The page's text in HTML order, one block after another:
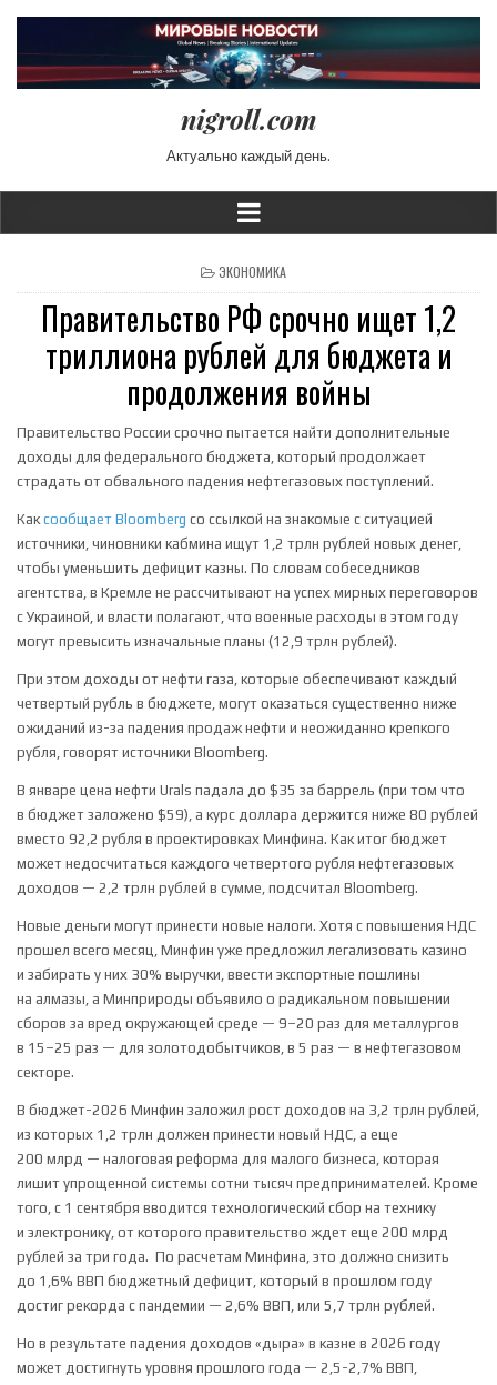
nigroll.com
Актуально каждый день.
POSTED IN
ЭКОНОМИКА
Правительство РФ срочно ищет 1,2
триллиона рублей для бюджета и
продолжения войны
Правительство России срочно пытается найти дополнительные
доходы для федерального бюджета, который продолжает
страдать от обвального падения нефтегазовых поступлений.
Каксообщает Bloomberg со ссылкой на знакомые с ситуацией
источники, чиновники кабмина ищут 1,2 трлн рублей новых денег,
чтобы уменьшить дефицит казны. По словам собеседников
агентства, в Кремле не рассчитывают на успех мирных переговоров
с Украиной, и власти полагают, что военные расходы в этом году
могут превысить изначальные планы (12,9 трлн рублей).
При этом доходы от нефти газа, которые обеспечивают каждый
четвертый рубль в бюджете, могут оказаться существенно ниже
ожиданий из-за падения продаж нефти и неожиданно крепкого
рубля, говорят источники Bloomberg.
В январе цена нефти Urals падала до $35 за баррель (при том что
в бюджет заложено $59), а курс доллара держится ниже 80 рублей
вместо 92,2 рубля в проектировках Минфина. Как итог бюджет
может недосчитаться каждого четвертого рубля нефтегазовых
доходов — 2,2 трлн рублей в сумме, подсчитал Bloomberg.
Новые деньги могут принести новые налоги. Хотя с повышения НДС
прошел всего месяц, Минфин уже предложил легализовать казино
и забирать у них 30% выручки, ввести экспортные пошлины
на алмазы, а Минприроды объявило о радикальном повышении
сборов за вред окружающей среде — 9–20 раз для металлургов
в 15–25 раз — для золотодобытчиков, в 5 раз — в нефтегазовом
секторе.
В бюджет-2026 Минфин заложил рост доходов на 3,2 трлн рублей,
из которых 1,2 трлн должен принести новый НДС, а еще
200 млрд — налоговая реформа для малого бизнеса, которая
лишит упрощенной системы сотни тысяч предпринимателей. Кроме
того, с 1 сентября вводится технологический сбор на технику
и электронику, от которого правительство ждет еще 200 млрд
рублей за три года. По расчетам Минфина, это должно снизить
до 1,6% ВВП бюджетный дефицит, который в прошлом году
достиг рекорда с пандемии — 2,6% ВВП, или 5,7 трлн рублей.
Но в результате падения доходов «дыра» в казне в 2026 году
может достигнуть уровня прошлого года — 2,5-2,7% ВВП,